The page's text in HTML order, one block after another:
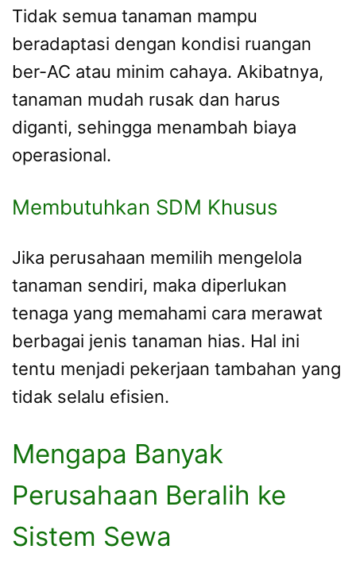
Tidak semua tanaman mampu
beradaptasi dengan kondisi ruangan
ber-AC atau minim cahaya. Akibatnya,
tanaman mudah rusak dan harus
diganti, sehingga menambah biaya
operasional.
Membutuhkan SDM Khusus
Jika perusahaan memilih mengelola
tanaman sendiri, maka diperlukan
tenaga yang memahami cara merawat
berbagai jenis tanaman hias. Hal ini
tentu menjadi pekerjaan tambahan yang
tidak selalu efisien.
Mengapa Banyak
Perusahaan Beralih ke
Sistem Sewa